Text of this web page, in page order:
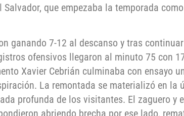
Salvador, que empezaba la temporada
ganando 7-12 al descanso y tras
ofensivos llegaron al minuto 75 con
Xavier Cebrián culminaba con ensayo
La remontada se materializó en la
profunda de los visitantes. El zaguero y
abriendo brecha por ese lado,